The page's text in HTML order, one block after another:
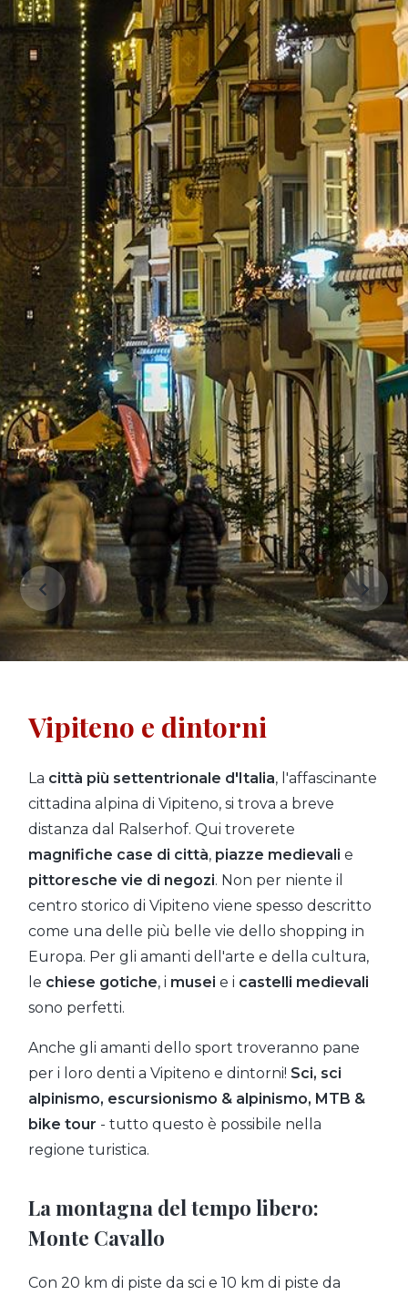
Vipiteno e dintorni
La città più settentrionale d'Italia, l'affascinante
cittadina alpina di Vipiteno, si trova a breve
distanza dal Ralserhof. Qui troverete
magnifiche case di città, piazze medievali e
pittoresche vie di negozi. Non per niente il
centro storico di Vipiteno viene spesso descritto
come una delle più belle vie dello shopping in
Europa. Per gli amanti dell'arte e della cultura,
le chiese gotiche, i musei e i castelli medievali
sono perfetti.
Anche gli amanti dello sport troveranno pane
per i loro denti a Vipiteno e dintorni! Sci, sci
alpinismo, escursionismo & alpinismo, MTB &
bike tour - tutto questo è possibile nella
regione turistica.
La montagna del tempo libero:
Monte Cavallo
Con 20 km di piste da sci e 10 km di piste da